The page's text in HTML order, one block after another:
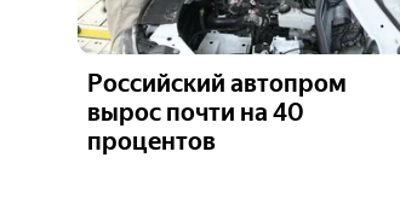
Российский автопром
вырос почти на 40
процентов